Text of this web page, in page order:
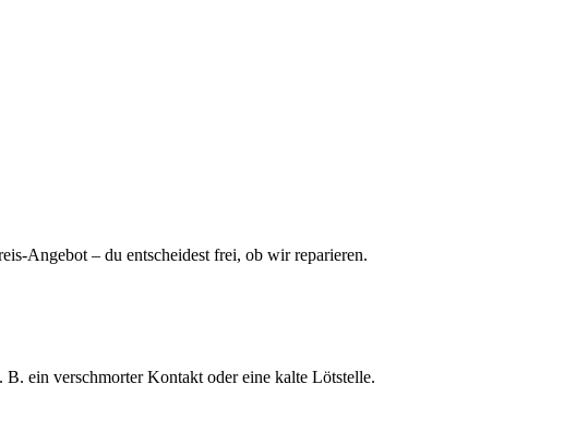
Angebot – du entscheidest frei, ob wir reparieren.
ein verschmorter Kontakt oder eine kalte Lötstelle.